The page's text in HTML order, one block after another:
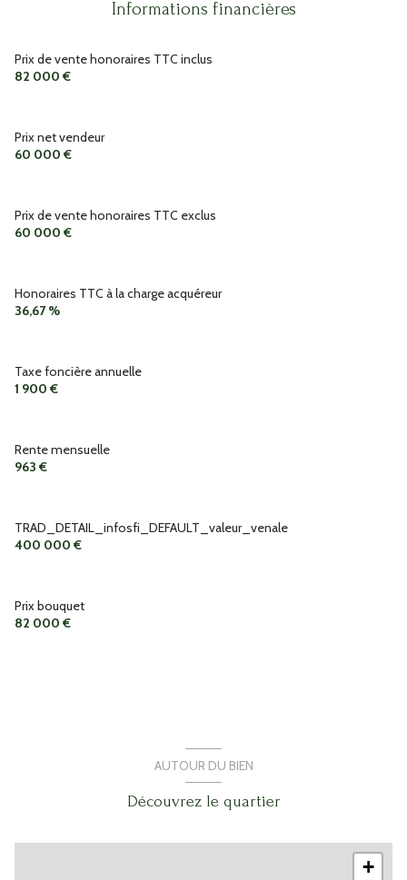
Informations financières
Prix de vente honoraires TTC inclus
82 000 €
Prix net vendeur
60 000 €
Prix de vente honoraires TTC exclus
60 000 €
Honoraires TTC à la charge acquéreur
36,67 %
Taxe foncière annuelle
1 900 €
Rente mensuelle
963 €
TRAD_DETAIL_infosfi_DEFAULT_valeur_venale
400 000 €
Prix bouquet
82 000 €
AUTOUR DU BIEN
Découvrez le quartier
+